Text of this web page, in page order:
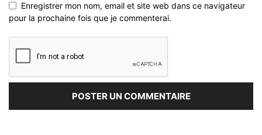
Enregistrer mon nom, email et site web dans ce navigateur
pour la prochaine fois que je commenterai.